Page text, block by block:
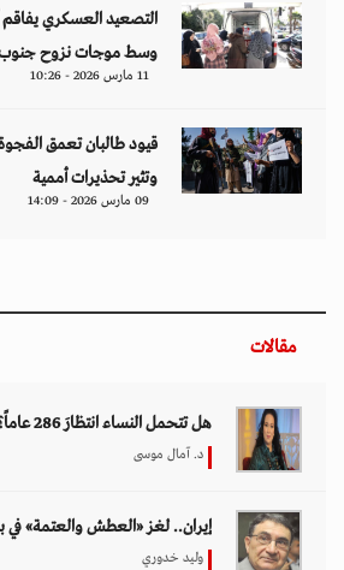
التصعيد العسكري
وسط موجات نزوح جنوب
11 مارس 2026 - 10:26
قيود طالبان تعمق
وتثير تحذيرات أممية
09 مارس 2026 - 14:09
مقالات
هل تتحمل النساء انتظارَ 286 عاماً؟
د. آمال موسى
إيران.. لغز «العطش والعتمة» في
وليد خدوري